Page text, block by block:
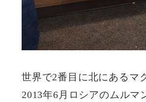
世界で2番目に北にあるマ
2013年6月ロシアのムルマ